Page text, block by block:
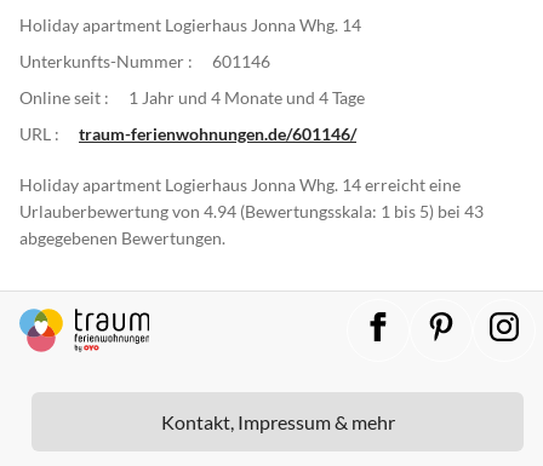
Holiday apartment Logierhaus Jonna Whg. 14
Unterkunfts-Nummer :
601146
Online seit :
1 Jahr und 4 Monate und 4 Tage
URL :
traum-ferienwohnungen.de/601146/
Holiday apartment Logierhaus Jonna Whg. 14 erreicht eine
Urlauberbewertung von 4.94 (Bewertungsskala: 1 bis 5) bei 43
abgegebenen Bewertungen.
Kontakt, Impressum & mehr